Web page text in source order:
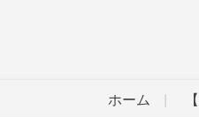
ホーム